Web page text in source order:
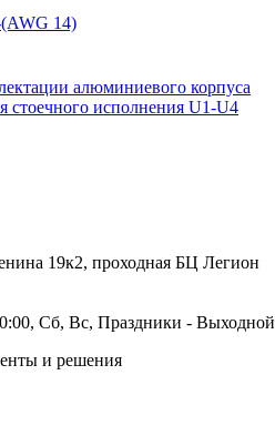
14)
стоечного исполнения U1-U4
19к2, проходная БЦ Легион
Сб, Вс, Праздники - Выходной
и решения